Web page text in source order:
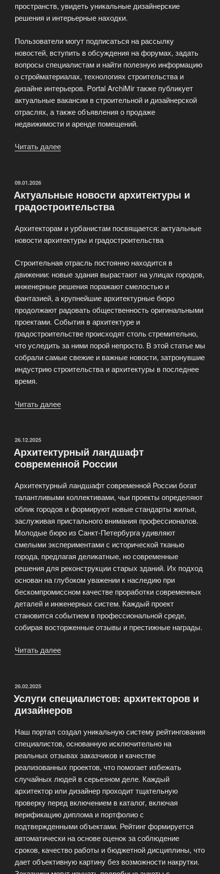
пространств, увидеть уникальные дизайнерские
решения и интерьерные находки.
Пользователи могут подписаться на рассылку
новостей, вступить в обсуждения на форумах, задать
вопросы специалистам и найти полезную информацию
о стройматериалах, технологиях строительства и
дизайне интерьеров. Portal ArchiMir также публикует
актуальные вакансии в строительной и дизайнерской
отраслях, а также объявления о продаже
недвижимости и аренде помещений.
Читать далее
—
АрхиМир»
ОПУБЛИКОВАНО
09.01.2026
Актуальные новости архитектуры и
градостроительства
Архитекторам и урбанистам посвящается: актуальные
новости архитектуры и градостроительства
Строительная отрасль постоянно находится в
движении: новые здания вырастают на улицах городов,
инженерные решения поражают смелостью и
фантазией, а крупнейшие архитектурные бюро
продолжают радовать общественность оригинальными
проектами. События в архитектуре и
градостроительстве происходят столь стремительно,
что уследить за ними порой непросто. В этой статье мы
собрали самые свежие и важные новости, затронувшие
индустрию строительства и архитектуры в последнее
время.
Читать далее
градостроительства»
ОПУБЛИКОВАНО
26.12.2025
Архитектурный ландшафт
современной России
Архитектурный ландшафт современной России богат
талантливыми коллективами, чьи проекты определяют
облик городов и формируют новые стандарты жилья,
заслуживая пристального внимания профессионалов.
Молодые бюро из Санкт-Петербурга удивляют
смелыми экспериментами с исторической тканью
города, предлагая деликатные, но современные
решения для реконструкции старых зданий. Их подход
основан на глубоком уважении к наследию при
бескомпромиссном качестве проработки современных
деталей и инженерных систем. Каждый проект
становится событием в профессиональной среде,
собирая восторженные отзывы и престижные награды.
Читать далее
ОПУБЛИКОВАНО
26.02.2025
Услуги специалистов: архитекторов и
дизайнеров
Наш портал создал уникальную систему рейтингования
специалистов, основанную исключительно на
реальных отзывах заказчиков и качестве
реализованных проектов, что помогает избежать
случайных людей в серьезном деле. Каждый
архитектор или дизайнер проходит тщательную
проверку перед включением в каталог, включая
верификацию диплома и портфолио с
подтвержденными объектами. Рейтинг формируется
автоматически на основе оценок за соблюдение
сроков, качество работы и бюджетной дисциплины, что
дает объективную картину без возможности накрутки.